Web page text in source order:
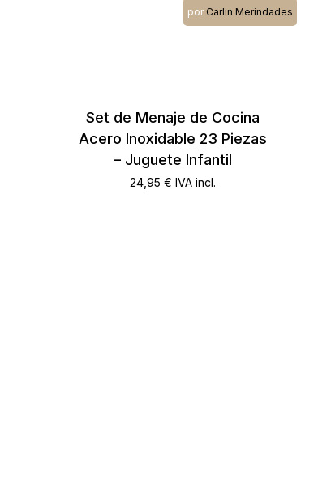
Set de Menaje de Cocina
Acero Inoxidable 23 Piezas
– Juguete Infantil
24,95 € IVA incl.
por Carlin Merindades